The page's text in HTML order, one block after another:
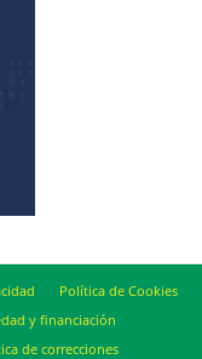
Política de Cookies
y financiación
de correcciones